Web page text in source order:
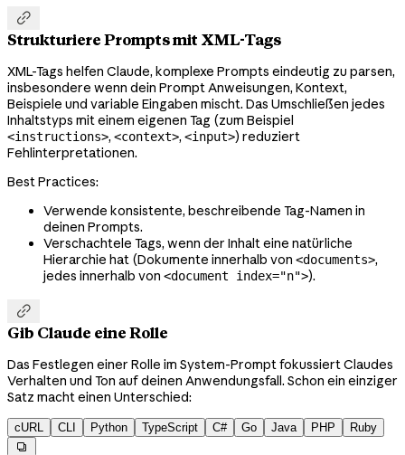

Strukturiere Prompts mit XML-Tags
XML-Tags helfen Claude, komplexe Prompts eindeutig zu parsen,
insbesondere wenn dein Prompt Anweisungen, Kontext,
Beispiele und variable Eingaben mischt. Das Umschließen jedes
Inhaltstyps mit einem eigenen Tag (zum Beispiel
<instructions>, <context>, <input>) reduziert
Fehlinterpretationen.
Best Practices:
Verwende konsistente, beschreibende Tag-Namen in
deinen Prompts.
Verschachtele Tags, wenn der Inhalt eine natürliche
Hierarchie hat (Dokumente innerhalb von <documents>,
jedes innerhalb von <document index="n">).

Gib Claude eine Rolle
Das Festlegen einer Rolle im System-Prompt fokussiert Claudes
Verhalten und Ton auf deinen Anwendungsfall. Schon ein einziger
Satz macht einen Unterschied:
cURL CLI Python TypeScript C# Go Java PHP Ruby
